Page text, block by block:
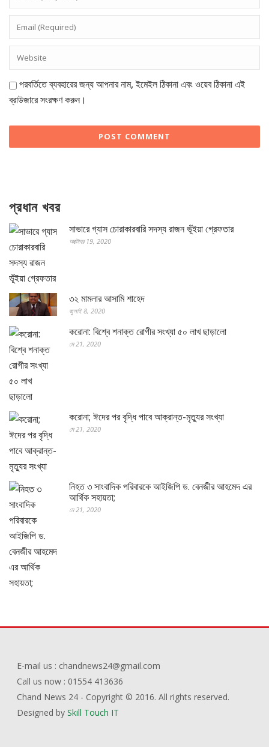
পরবর্তিতে ব্যবহারের জন্য আপনার নাম, ইমেইল ঠিকানা এবং ওয়েব ঠিকানা এই
ব্রাউজারে সংরক্ষণ করুন।
প্রধান খবর
সাভারে গ্যাস চোরাকারবারি সদস্য রাজন ভূঁইয়া গ্রেফতার
অক্টোবর 19, 2020
৩২ মামলার আসামি শাহেদ
জুলাই 8, 2020
করোনা: বিশ্বে শনাক্ত রোগীর সংখ্যা ৫০ লাখ ছাড়ালো
মে 21, 2020
করোনা; ঈদের পর বৃদ্ধি পাবে আক্রান্ত-মৃত্যুর সংখ্যা
মে 21, 2020
নিহত ৩ সাংবাদিক পরিবারকে আইজিপি ড. বেনজীর আহমেদ এর
আর্থিক সহায়তা;
মে 21, 2020
E-mail us : chandnews24@gmail.com
Call us now : 01554 413636
Chand News 24 - Copyright © 2016. All rights reserved.
Designed bySkill Touch IT